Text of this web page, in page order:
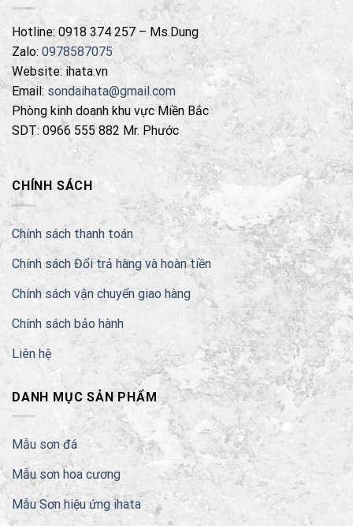
Hotline: 0918 374 257 – Ms.Dung
Zalo: 0978587075
Website: ihata.vn
Email: sondaihata@gmail.com
Phòng kinh doanh khu vực Miền Bắc
SDT: 0966 555 882 Mr. Phước
CHÍNH SÁCH
Chính sách thanh toán
Chính sách Đổi trả hàng và hoàn tiền
Chính sách vận chuyển giao hàng
Chính sách bảo hành
Liên hệ
DANH MỤC SẢN PHẨM
Mẫu sơn đá
Mẫu sơn hoa cương
Mẫu Sơn hiệu ứng ihata